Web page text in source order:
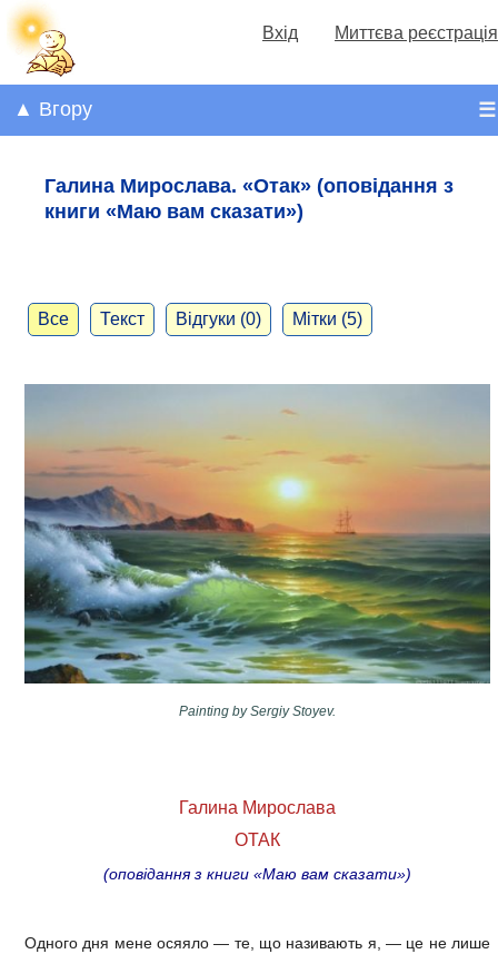
Вхід Миттєва реєстрація
☰
▲ Вгору
Галина Мирослава. «Отак» (оповідання з
книги «Маю вам сказати»)
Все Текст Відгуки (0) Мітки (5)
Painting by Sergiy Stoyev.
Галина Мирослава
ОТАК
(оповідання з книги «Маю вам сказати»)
Одного дня мене осяяло — те, що називають я, — це не лише